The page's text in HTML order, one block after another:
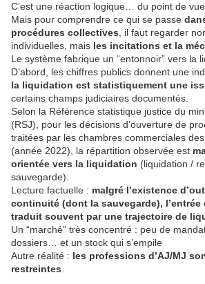
C’est une réaction logique… du point de vue
Mais pour comprendre ce qui se passe
procédures collectives , il faut regarder
individuelles, mais les incitations et la
Le système fabrique un “entonnoir” vers la
D’abord, les chiffres publics donnent une
la liquidation est statistiquement une
certains champs judiciaires documentés.
Selon la Référence statistique justice du
(RSJ), pour les décisions d’ouverture de
traitées par les chambres commerciales
(année 2022), la répartition observée est
orientée vers la liquidation (liquidation /
sauvegarde).
Lecture factuelle : malgré l’existence
continuité (dont la sauvegarde), l’entrée
traduit souvent par une trajectoire de
Un “marché” très concentré : peu de
dossiers… et un stock qui s’empile
Autre réalité : les professions d’AJ/MJ
restreintes